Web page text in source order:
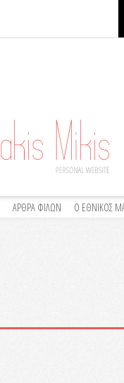
ΑΡΘΡΑ ΦΙΛΩΝ Ο ΕΘΝΙΚΟΣ